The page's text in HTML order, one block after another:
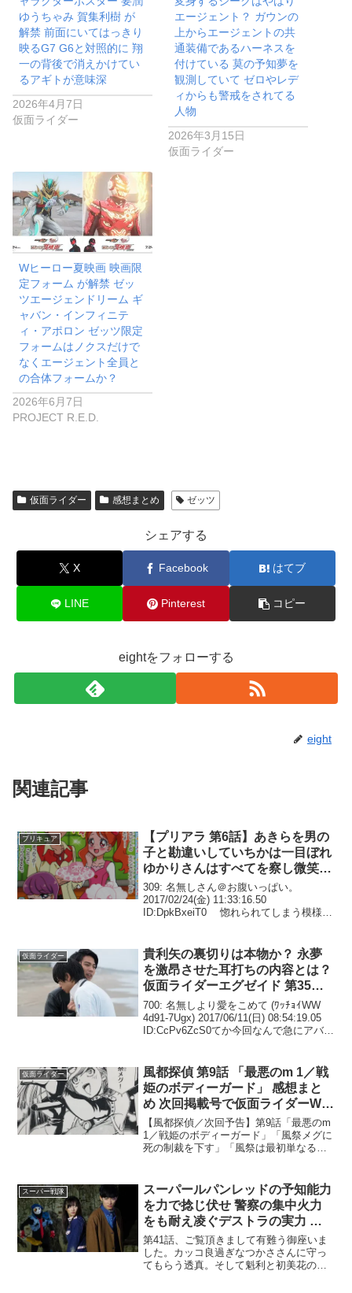
解禁 前面にいてはっきり
映るG7 G6と対照的に 翔
一の背後で消えかけてい
るアギトが意味深
2026年4月7日
仮面ライダー
上からエージェントの共
通装備であるハーネスを
付けている 莫の予知夢を
観測していて ゼロやレデ
ィからも警戒をされてる
人物
2026年3月15日
仮面ライダー
Wヒーロー夏映画 映画限
定フォーム が解禁 ゼッ
ツエージェンドリーム ギ
ャバン・インフィニテ
ィ・アポロン ゼッツ限定
フォームはノクスだけで
なくエージェント全員と
の合体フォームか？
2026年6月7日
PROJECT R.E.D.
X Facebook はてブ
LINE Pinterest コピー
子と勘違いしていちかは一目ぼれ
ゆかりさんはすべてを察し微笑ん
で見守る
309: 名無しさん＠お腹いっぱい。
2017/02/24(金) 11:33:16.50
ID:DpkBxeiT0 惚れられてしまう模様
310: 名無しさん＠お腹いっぱい。
2017/02/24(金) 12:21:53.92 ID:LvC...
を激昂させた耳打ちの内容とは？
仮面ライダーエグゼイド 第35話
感想まとめ
700: 名無しより愛をこめて (ﾜｯﾁｮｲWW
4d91-7Ugx) 2017/06/11(日) 08:54:19.05
ID:CcPv6ZcS0てか今回なんで急にアバン
みたいなの入ったんだまたop無いのかと
焦ったぞ709: 名無しより愛...
姫のボディーガード」 感想まと
め 次回掲載号で仮面ライダーW最
新情報の告知あり 前回が良かっ
ただけに期待感煽られる
【風都探偵／次回予告】第9話「最悪のm
1／戦姫のボディーガード」「風祭メグに
死の制裁を下す」「風祭は最初単なるコ
スプレイヤーだったんですが…」「お前
ら！なんでいきなり喧嘩してんだよ！」
載。これで決ま...
を力で捻じ伏せ 警察の集中火力
をも耐え凌ぐデストラの実力 快
盗戦隊ルパンレンジャーVS警察
戦隊パトレンジャー #41 感想まと
め
第41話、ご覧頂きまして有難う御座いま
した。カッコ良過ぎなつかささんに守っ
てもらう透真。そして魁利と初美花のこ
とが心の底から大切になってしまったこ
とに気づかされる透真。次回はついにデ